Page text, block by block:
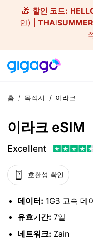
content
🎁 할인 코드:
인) | THAISUMMER
홈 / 목적지 / 이라크
이라크 eSIM
Excellent
호환성 확인
데이터: 1GB 고속 데
유효기간: 7일
네트워크: Zain